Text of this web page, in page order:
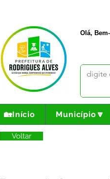
Olá,
🏡Início Município🔽
Voltar